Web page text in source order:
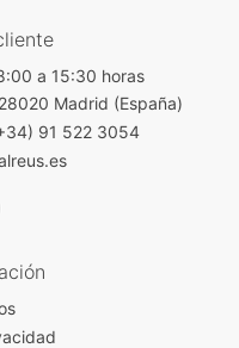
a 15:30 horas
Madrid (España)
91 522 3054